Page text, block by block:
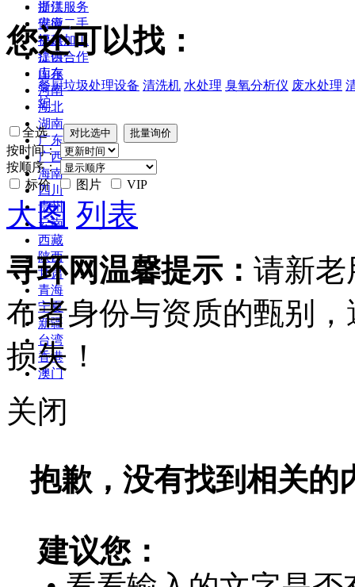
浙江
安徽
福建
江西
山东
河南
湖北
湖南
广东
广西
海南
四川
贵州
云南
西藏
陕西
甘肃
青海
宁夏
新疆
台湾
香港
澳门
提供服务
供应二手
提供加工
提供合作
库存
您还可以找：
餐厨垃圾处理设备 清洗机 水处理 臭氧分析仪 废水处理
炉
全选
按时间：
按顺序：
标价
图片 VIP
大图 列表
寻环网温馨提示： 请新老
布者身份与资质的甄别
损失！
关闭
抱歉，没有找到相关的
建议您：